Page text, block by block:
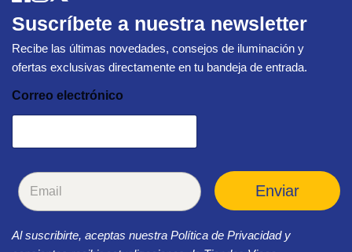
Suscríbete a nuestra newsletter
Recibe las últimas novedades, consejos de iluminación y
ofertas exclusivas directamente en tu bandeja de entrada.
Correo electrónico
C
o
e
Enviar
Al suscribirte, aceptas nuestra Política de Privacidad y